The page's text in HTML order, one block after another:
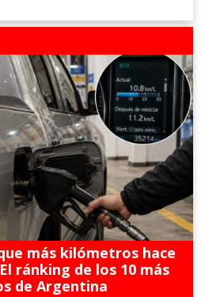
más kilómetros hace
ránking de los 10 más
de Argentina